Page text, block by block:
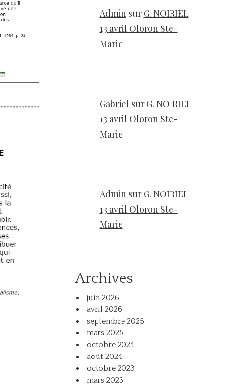
Adminsur G. NOIRIEL
13 avril Oloron Ste-
Marie
Gabriel sur G. NOIRIEL
13 avril Oloron Ste-
Marie
Adminsur G. NOIRIEL
13 avril Oloron Ste-
Marie
Archives
juin 2026
avril 2026
septembre 2025
mars 2025
octobre 2024
août 2024
octobre 2023
mars 2023